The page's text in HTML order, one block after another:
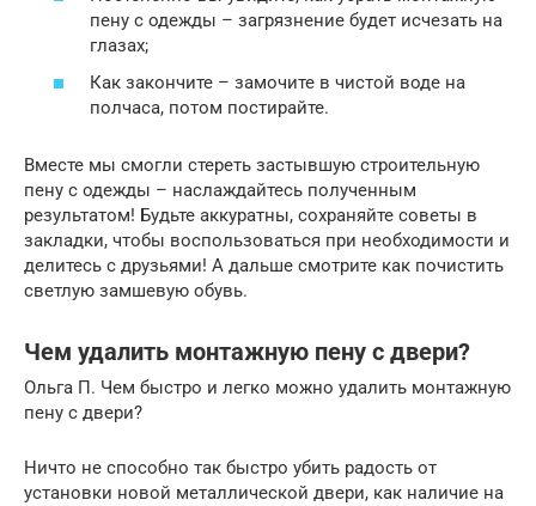
пену с одежды – загрязнение будет исчезать на
глазах;
Как закончите – замочите в чистой воде на
полчаса, потом постирайте.
Вместе мы смогли стереть застывшую строительную
пену с одежды – наслаждайтесь полученным
результатом! Будьте аккуратны, сохраняйте советы в
закладки, чтобы воспользоваться при необходимости и
делитесь с друзьями! А дальше смотрите как почистить
светлую замшевую обувь.
Чем удалить монтажную пену с двери?
Ольга П. Чем быстро и легко можно удалить монтажную
пену с двери?
Ничто не способно так быстро убить радость от
установки новой металлической двери, как наличие на